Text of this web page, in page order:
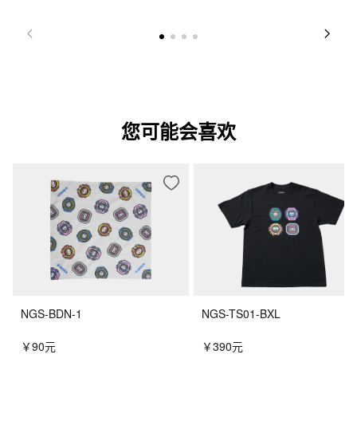
您可能会喜欢
NGS-BDN-1
￥90元
NGS-TS01-BXL
￥390元